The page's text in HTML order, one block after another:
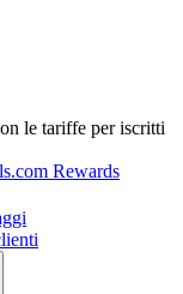
le tariffe per iscritti
Rewards